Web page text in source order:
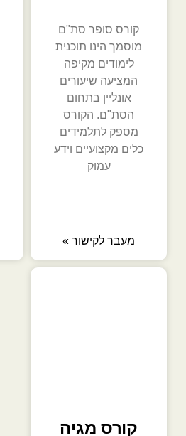
קורס סופר סת"ם
מוסמך הינו תוכנית
לימודים מקיפה
המציעה שיעורים
אונליין בתחום
הסת"ם. הקורס
מספק לתלמידים
כלים מקצועיים וידע
עמוק
מעבר לקישור »
קורס מגיה